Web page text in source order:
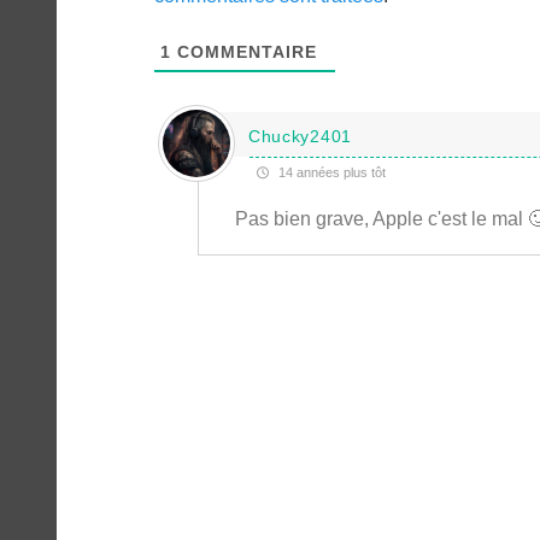
1 COMMENTAIRE
Chucky2401
14 années plus tôt
Pas bien grave, Apple c'est le mal